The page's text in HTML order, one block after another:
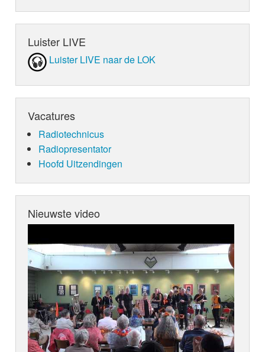
Luister LIVE
Luister LIVE naar de LOK
Vacatures
Radiotechnicus
Radiopresentator
Hoofd Uitzendingen
Nieuwste video